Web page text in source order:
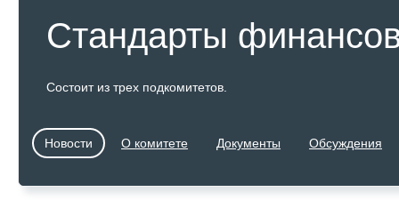
Стандарты
Состоит из трех подкомитетов.
Новости О комитете Документы Обсуждения